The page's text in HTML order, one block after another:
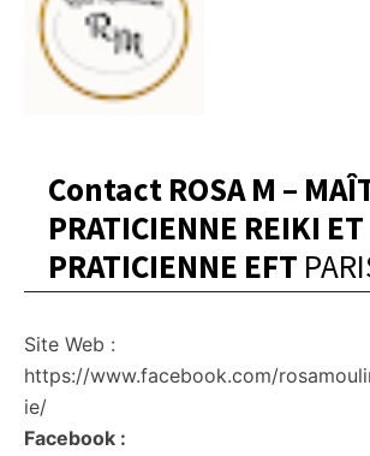
Contact ROSA M –
PRATICIENNE REIKI ET
PRATICIENNE EFT
Site Web :
https://www.facebook.com/
ie/
Facebook :